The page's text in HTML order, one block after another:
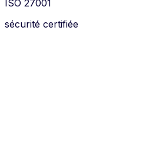
ISO 27001
sécurité certifiée